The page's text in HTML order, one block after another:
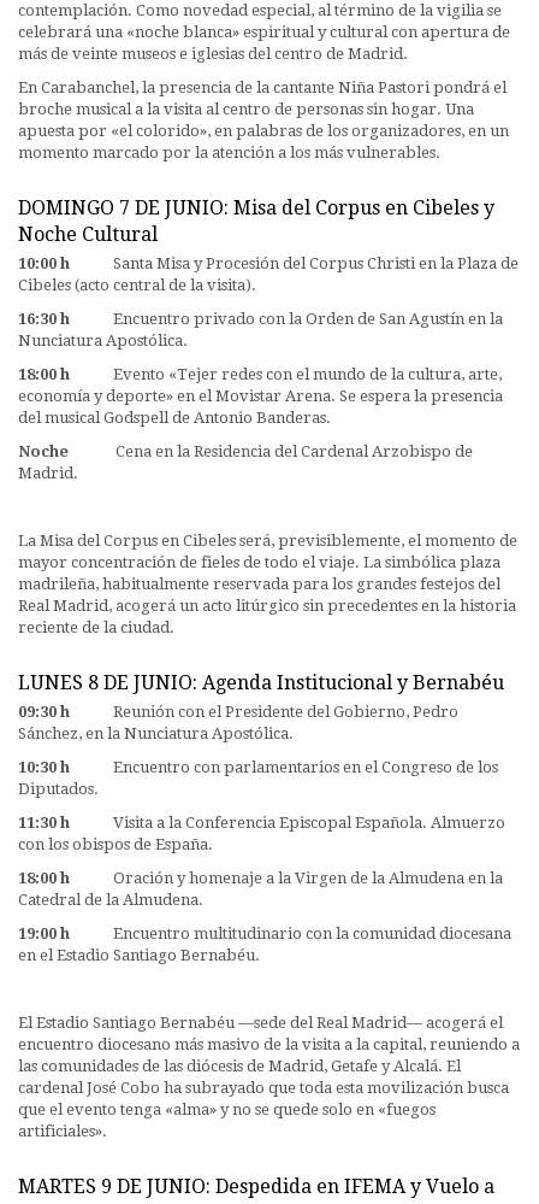
contemplación. Como novedad especial, al término de la vigilia se
celebrará una «noche blanca» espiritual y cultural con apertura de
más de veinte museos e iglesias del centro de Madrid.
En Carabanchel, la presencia de la cantante Niña Pastori pondrá el
broche musical a la visita al centro de personas sin hogar. Una
apuesta por «el colorido», en palabras de los organizadores, en un
momento marcado por la atención a los más vulnerables.
DOMINGO 7 DE JUNIO: Misa del Corpus en Cibeles y
Noche Cultural
10:00 h Santa Misa y Procesión del Corpus Christi en la Plaza de
Cibeles (acto central de la visita).
16:30 h Encuentro privado con la Orden de San Agustín en la
Nunciatura Apostólica.
18:00 h Evento «Tejer redes con el mundo de la cultura, arte,
economía y deporte» en el Movistar Arena. Se espera la presencia
del musical Godspell de Antonio Banderas.
Noche Cena en la Residencia del Cardenal Arzobispo de
Madrid.
La Misa del Corpus en Cibeles será, previsiblemente, el momento de
mayor concentración de fieles de todo el viaje. La simbólica plaza
madrileña, habitualmente reservada para los grandes festejos del
Real Madrid, acogerá un acto litúrgico sin precedentes en la historia
reciente de la ciudad.
LUNES 8 DE JUNIO: Agenda Institucional y Bernabéu
09:30 h Reunión con el Presidente del Gobierno, Pedro
Sánchez, en la Nunciatura Apostólica.
10:30 h Encuentro con parlamentarios en el Congreso de los
Diputados.
11:30 h Visita a la Conferencia Episcopal Española. Almuerzo
con los obispos de España.
18:00 h Oración y homenaje a la Virgen de la Almudena en la
Catedral de la Almudena.
19:00 h Encuentro multitudinario con la comunidad diocesana
en el Estadio Santiago Bernabéu.
El Estadio Santiago Bernabéu —sede del Real Madrid— acogerá el
encuentro diocesano más masivo de la visita a la capital, reuniendo a
las comunidades de las diócesis de Madrid, Getafe y Alcalá. El
cardenal José Cobo ha subrayado que toda esta movilización busca
que el evento tenga «alma» y no se quede solo en «fuegos
artificiales».
MARTES 9 DE JUNIO: Despedida en IFEMA y Vuelo a